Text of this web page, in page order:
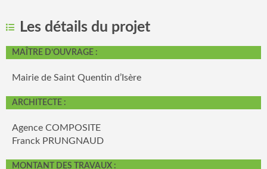
Les détails du projet
MAÎTRE D’OUVRAGE :
Mairie de Saint Quentin d’Isère
ARCHITECTE :
Agence COMPOSITE
Franck PRUNGNAUD
MONTANT DES TRAVAUX :